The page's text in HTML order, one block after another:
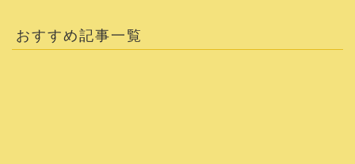
おすすめ記事一覧